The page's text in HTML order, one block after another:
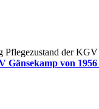
Pflegezustand der
Gänsekamp von 1956